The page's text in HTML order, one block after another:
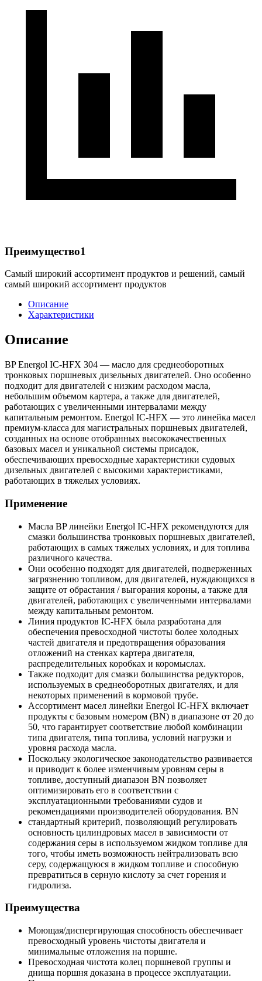
Преимущество1
Самый широкий ассортимент продуктов и решений, самый
самый широкий ассортимент продуктов
Описание
Характеристики
Описание
BP Energol IC-HFX 304 — масло для среднеоборотных
тронковых поршневых дизельных двигателей. Оно особенно
подходит для двигателей с низким расходом масла,
небольшим объемом картера, а также для двигателей,
работающих с увеличенными интервалами между
капитальным ремонтом. Energol IC-HFX — это линейка масел
премиум-класса для магистральных поршневых двигателей,
созданных на основе отобранных высококачественных
базовых масел и уникальной системы присадок,
обеспечивающих превосходные характеристики судовых
дизельных двигателей с высокими характеристиками,
работающих в тяжелых условиях.
Применение
Масла BP линейки Energol IC-HFX рекомендуются для
смазки большинства тронковых поршневых двигателей,
работающих в самых тяжелых условиях, и для топлива
различного качества.
Они особенно подходят для двигателей, подверженных
загрязнению топливом, для двигателей, нуждающихся в
защите от обрастания / выгорания короны, а также для
двигателей, работающих с увеличенными интервалами
между капитальным ремонтом.
Линия продуктов IC-HFX была разработана для
обеспечения превосходной чистоты более холодных
частей двигателя и предотвращения образования
отложений на стенках картера двигателя,
распределительных коробках и коромыслах.
Также подходит для смазки большинства редукторов,
используемых в среднеоборотных двигателях, и для
некоторых применений в кормовой трубе.
Ассортимент масел линейки Energol IC-HFX включает
продукты с базовым номером (BN) в диапазоне от 20 до
50, что гарантирует соответствие любой комбинации
типа двигателя, типа топлива, условий нагрузки и
уровня расхода масла.
Поскольку экологическое законодательство развивается
и приводит к более изменчивым уровням серы в
топливе, доступный диапазон BN позволяет
оптимизировать его в соответствии с
эксплуатационными требованиями судов и
рекомендациями производителей оборудования. BN
стандартный критерий, позволяющий регулировать
основность цилиндровых масел в зависимости от
содержания серы в используемом жидком топливе для
того, чтобы иметь возможность нейтрализовать всю
серу, содержащуюся в жидком топливе и способную
превратиться в серную кислоту за счет горения и
гидролиза.
Преимущества
Моющая/диспергирующая способность обеспечивает
превосходный уровень чистоты двигателя и
минимальные отложения на поршне.
Превосходная чистота колец поршневой группы и
днища поршня доказана в процессе эксплуатации.